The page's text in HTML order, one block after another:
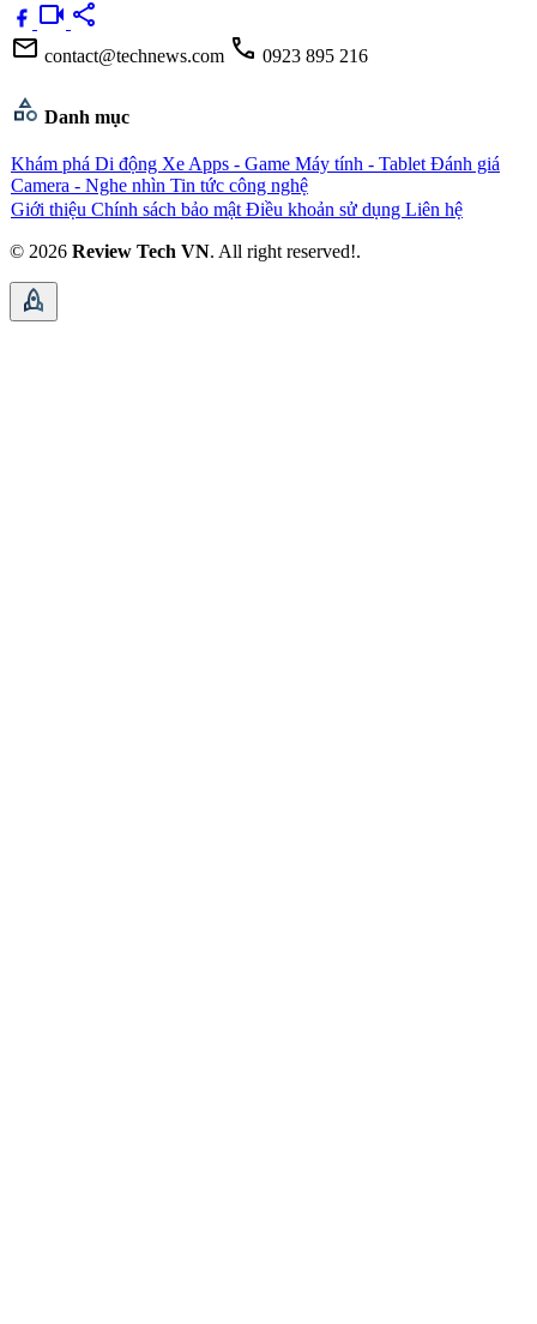
videocam share
mail contact@technews.com call 0923 895 216
category Danh mục
Khám phá Di động Xe Apps - Game Máy tính - Tablet Đánh giá
Camera - Nghe nhìn Tin tức công nghệ
Giới thiệu Chính sách bảo mật Điều khoản sử dụng Liên hệ
© 2026 Review Tech VN. All right reserved!.
rocket